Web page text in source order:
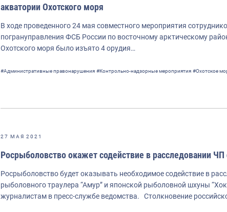
акватории Охотского моря
В ходе проведенного 24 мая совместного мероприятия
погрануправления ФСБ России по восточному арктическому
Охотского моря было изъято 4 орудия…
#Административные правонарушения #Контрольно-надзорные мероприятия #Охотское
27 МАЯ 2021
Росрыболовство окажет содействие в расследовании
Росрыболовство будет оказывать необходимое содействие в
рыболовного траулера “Амур” и японской рыболовной шхуны
журналистам в пресс-службе ведомства. Столкновение